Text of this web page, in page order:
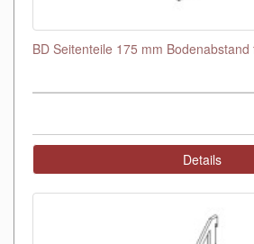
BD Seitenteile 175 mm Bodenabstand
Details